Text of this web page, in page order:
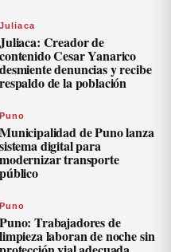
Juliaca
Juliaca: Creador de
contenido Cesar Yanarico
desmiente denuncias y recibe
respaldo de la población
Puno
Municipalidad de Puno lanza
sistema digital para
modernizar transporte
público
Puno
Puno: Trabajadores de
limpieza laboran de noche sin